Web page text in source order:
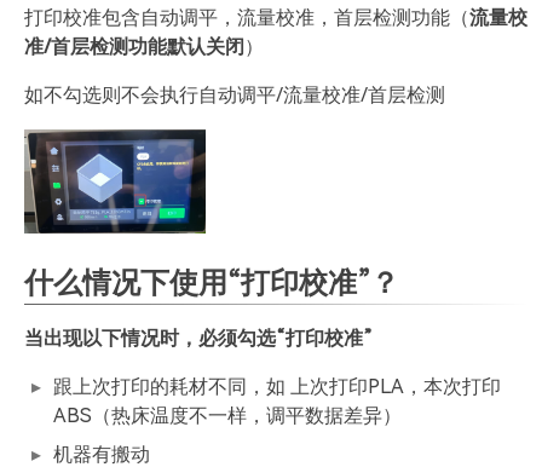
打印校准包含自动调平，流量校准，首层检测功能（流量校
准/首层检测功能默认关闭）
如不勾选则不会执行自动调平/流量校准/首层检测
什么情况下使用“打印校准”？
当出现以下情况时，必须勾选“打印校准”
跟上次打印的耗材不同，如 上次打印PLA，本次打印
ABS（热床温度不一样，调平数据差异）
机器有搬动